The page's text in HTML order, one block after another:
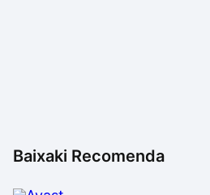
Baixaki Recomenda